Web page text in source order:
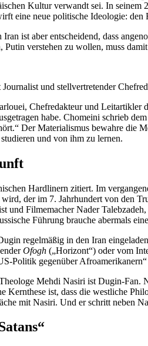
Kultur verwandt sei. In
eine neue politische Ideologie: den
ist aber entscheidend, dass
verstehen zu wollen, muss
Journalist und stell­ver­tre­tender
Chefre­dakteur und Leitar­tikler
habe. Chomeini schrieb
Der Materia­lismus bewahre die
und von ihm zu lernen.
Hardlinern zitiert. Im
der im 7. Jahrhundert von den
und Filme­macher Nader
Führung brauche abermals
regel­mäßig in den Iran
Ofogh („Horizont“) oder vom
Politik gegenüber Afroame­ri­kanern“
Mehdi Nasiri ist Dugin-Fan.
Kernthese ist, dass die westliche
mit Nasiri. Und er schritt neben